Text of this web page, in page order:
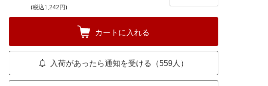
(税込1,242円)
カートに入れる
入荷があったら通知を受ける（559人）